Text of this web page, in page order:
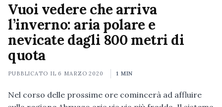
Vuoi vedere che arriva
l’inverno: aria polare e
nevicate dagli 800 metri di
quota
PUBBLICATO IL 6 MARZO 2020 1 MIN
Nel corso delle prossime ore comincerà ad affluire